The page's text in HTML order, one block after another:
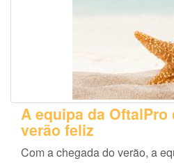
A equipa da OftalPro
verão feliz
Com a chegada do verão, a